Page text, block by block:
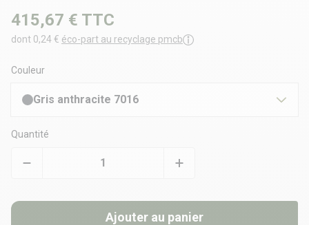
415,67 € TTC
dont 0,24 € éco-part au recyclage pmcb
Couleur
Gris anthracite 7016
Quantité
Ajouter au panier